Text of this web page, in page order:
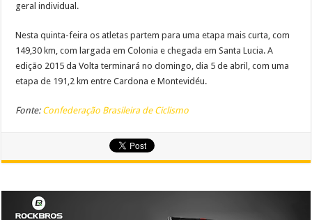
geral individual.
Nesta quinta-feira os atletas partem para uma etapa mais curta, com
149,30 km, com largada em Colonia e chegada em Santa Lucia. A
edição 2015 da Volta terminará no domingo, dia 5 de abril, com uma
etapa de 191,2 km entre Cardona e Montevidéu.
Fonte: Confederação Brasileira de Ciclismo